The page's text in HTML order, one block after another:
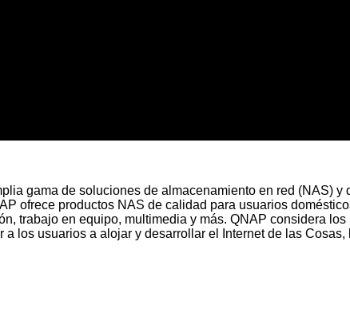
gama de soluciones de almacenamiento en red (NAS)
ofrece productos NAS de calidad para usuarios
trabajo en equipo, multimedia y más. QNAP considera
los usuarios a alojar y desarrollar el Internet de las